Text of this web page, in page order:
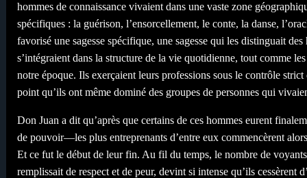
hommes de connaissance vivaient dans une vaste zone
spécifiques : la guérison, l’ensorcellement, le conte, la danse,
favorisé une sagesse spécifique, une sagesse qui les distinguait
s’intégraient dans la structure de la vie quotidienne, tout comme
notre époque. Ils exerçaient leurs professions sous le contrôle
point qu’ils ont même dominé des groupes de personnes qui
Don Juan a dit qu’après que certains de ces hommes eurent
de pouvoir—les plus entreprenants d’entre eux commencèrent
Et ce fut le début de leur fin. Au fil du temps, le nombre de
remplissait de respect et de peur, devint si intense qu’ils cessèrent